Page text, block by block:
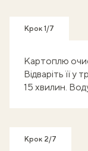
Крок 1/7
Картоплю
Відваріть її у
15 хвилин.
Крок 2/7